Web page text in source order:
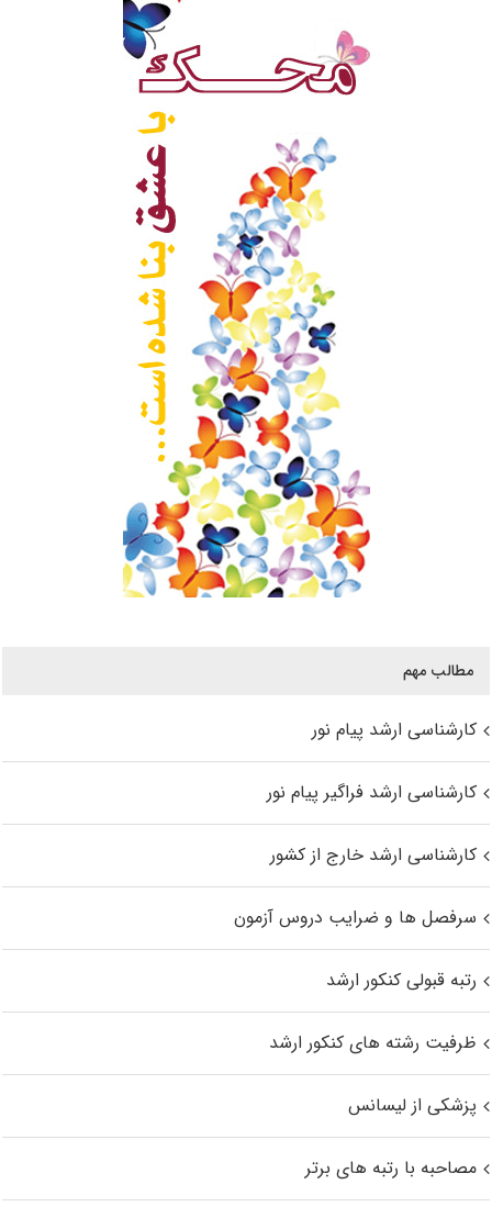
مطالب مهم
کارشناسی ارشد پیام نور
کارشناسی ارشد فراگیر پیام نور
کارشناسی ارشد خارج از کشور
سرفصل ها و ضرایب دروس آزمون
رتبه قبولی کنکور ارشد
ظرفیت رشته های کنکور ارشد
پزشکی از لیسانس
مصاحبه با رتبه های برتر